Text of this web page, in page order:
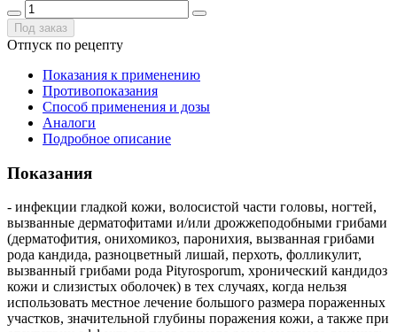
Под заказ
Отпуск по рецепту
Показания к применению
Противопоказания
Способ применения и дозы
Аналоги
Подробное описание
Показания
- инфекции гладкой кожи, волосистой части головы, ногтей,
вызванные дерматофитами и/или дрожжеподобными грибами
(дерматофития, онихомикоз, паронихия, вызванная грибами
рода кандида, разноцветный лишай, перхоть, фолликулит,
вызванный грибами рода Pityrosporum, хронический кандидоз
кожи и слизистых оболочек) в тех случаях, когда нельзя
использовать местное лечение большого размера пораженных
участков, значительной глубины поражения кожи, а также при